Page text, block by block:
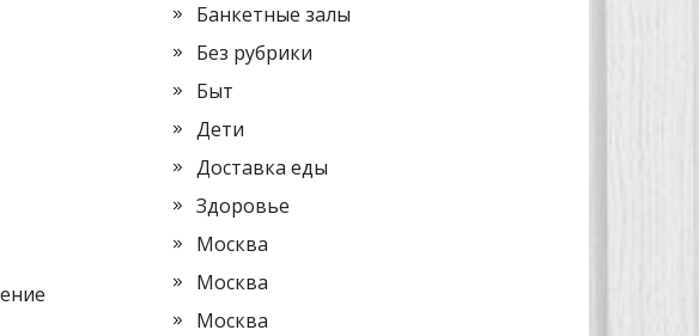
Банкетные залы
Без рубрики
Быт
Дети
Доставка еды
Здоровье
Москва
Москва
Москва